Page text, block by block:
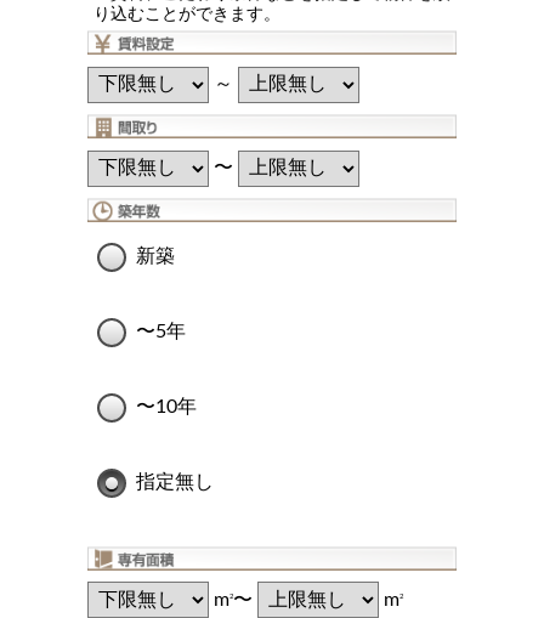
り込むことができます。
～
〜
新築
〜5年
〜10年
指定無し
m2〜 m2